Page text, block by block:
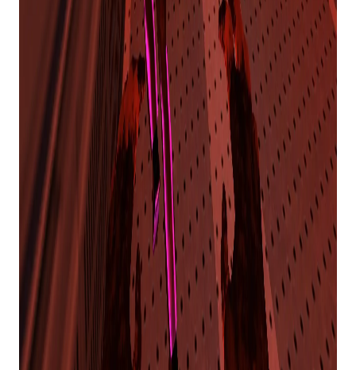
aprimoradas para modernizá-lo para os padrões
de 2026. Existem também Conquistas do Steam,
para quem se preocupa com essas coisas.
Tal como está, o mod tem atualmente 87% de
críticas positivas em sua página Steam. Muitas
análises estão felizes em ver o jogo ganhar uma
segunda vida no Steam após seu burburinho
inicial em 2004, e os novos recursos foram bem-
vindos para ajudar a facilitar os novatos.
Se quiser conferir o jogo, você pode baixá-lo
gratuitamente no Steam agora. No entanto, você
precisará possuir uma cópia doMeia-vida
para
jogá-lo, que já foi gratuito no passado e
geralmente está à venda por apenas algumas